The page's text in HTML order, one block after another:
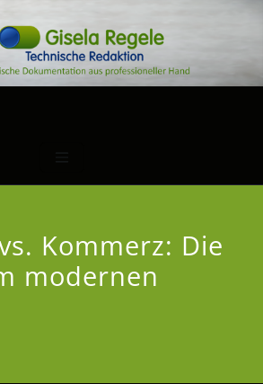
Kommerz: Die
modernen